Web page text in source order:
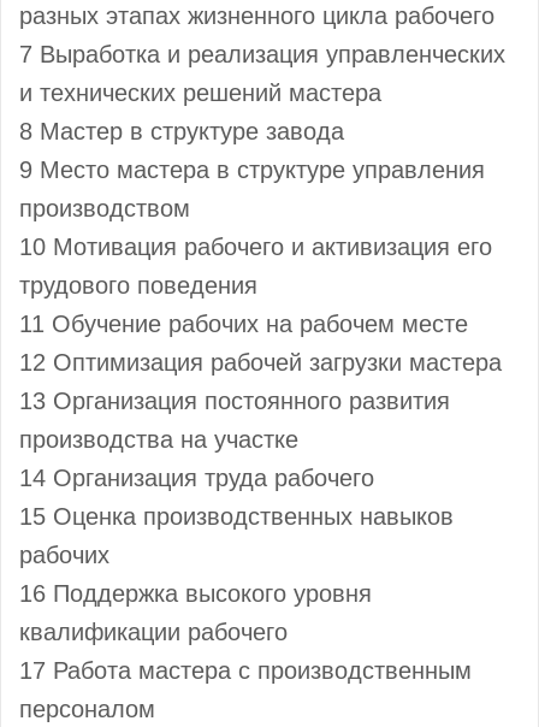
разных этапах жизненного цикла рабочего
7 Выработка и реализация управленческих
и технических решений мастера
8 Мастер в структуре завода
9 Место мастера в структуре управления
производством
10 Мотивация рабочего и активизация его
трудового поведения
11 Обучение рабочих на рабочем месте
12 Оптимизация рабочей загрузки мастера
13 Организация постоянного развития
производства на участке
14 Организация труда рабочего
15 Оценка производственных навыков
рабочих
16 Поддержка высокого уровня
квалификации рабочего
17 Работа мастера с производственным
персоналом